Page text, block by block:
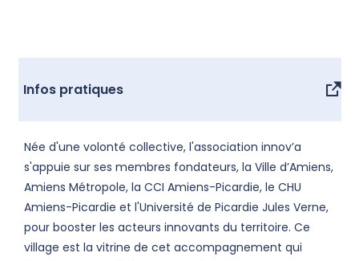
Infos pratiques
Née d'une volonté collective, l'association innov’a
s'appuie sur ses membres fondateurs, la Ville d’Amiens,
Amiens Métropole, la CCI Amiens-Picardie, le CHU
Amiens-Picardie et l'Université de Picardie Jules Verne,
pour booster les acteurs innovants du territoire. Ce
village est la vitrine de cet accompagnement qui